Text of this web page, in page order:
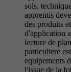
sols,
apprentis
des produits
d'application
lecture de
particuliere
equipements
l'issue de la